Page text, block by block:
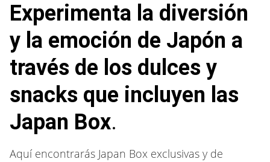
Experimenta la diversión
y la emoción de Japón a
través de los dulces y
snacks que incluyen las
Japan Box.
Aquí encontrarás Japan Box exclusivas y de